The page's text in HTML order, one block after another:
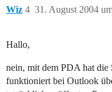
Wiz 31. August 2004
4
Hallo,
nein, mit dem PDA hat
funktioniert bei Outlook